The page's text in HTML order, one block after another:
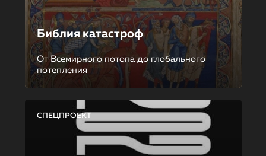
Библия катастроф
От Всемирного потопа до глобального
потепления
СПЕЦПРОЕКТ